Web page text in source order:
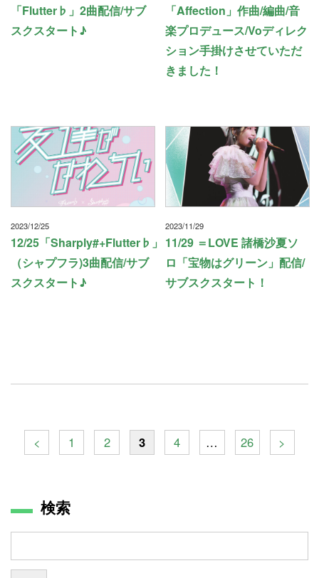
「Flutter♭」2曲配信/サブ
スクスタート♪
「Affection」作曲/編曲/音
楽プロデュース/Voディレク
ション手掛けさせていただ
きました！
2023/12/25
12/25「Sharply#+Flutter♭」
（シャプフラ)3曲配信/サブ
スクスタート♪
2023/11/29
11/29 ＝LOVE 諸橋沙夏ソ
ロ「宝物はグリーン」配信/
サブスクスタート！
< 1 2 3 4 … 26 >
検索